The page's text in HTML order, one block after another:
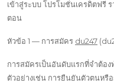
เข้าสู่ระบบ โปรโมชั่นเครดิตฟรี
ตอน
หัวข้อ 1 — การสมัคร du247
การสมัครเป็นอันดับแรกที่จำต้อ
ตัวอย่างเช่น การยืนยันตัวตนหรื